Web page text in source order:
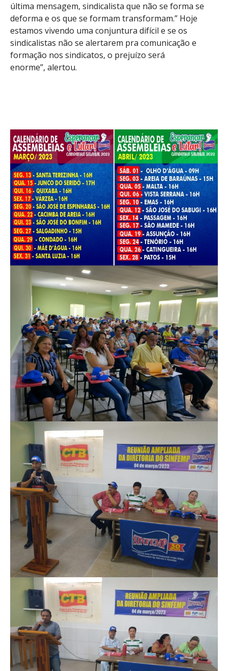
última mensagem, sindicalista que não se forma se
deforma e os que se formam transformam.” Hoje
estamos vivendo uma conjuntura difícil e se os
sindicalistas não se alertarem pra comunicação e
formação nos sindicatos, o prejuízo será
enorme”, alertou.